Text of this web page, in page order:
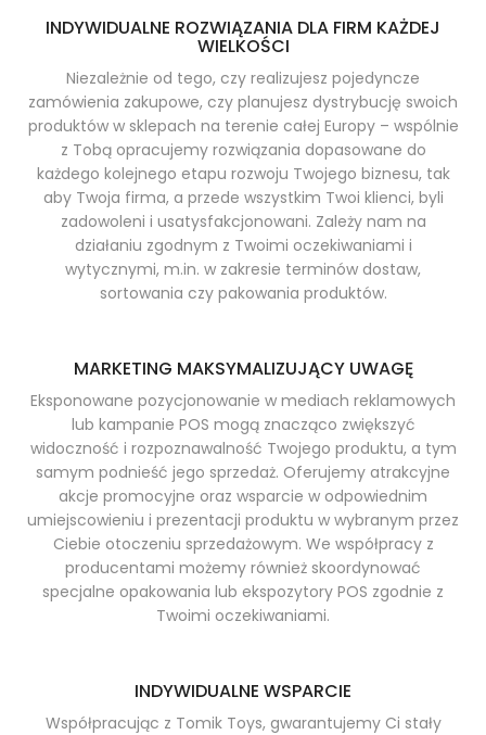
INDYWIDUALNE ROZWIĄZANIA DLA FIRM KAŻDEJ
WIELKOŚCI
Niezależnie od tego, czy realizujesz pojedyncze
zamówienia zakupowe, czy planujesz dystrybucję swoich
produktów w sklepach na terenie całej Europy – wspólnie
z Tobą opracujemy rozwiązania dopasowane do
każdego kolejnego etapu rozwoju Twojego biznesu, tak
aby Twoja firma, a przede wszystkim Twoi klienci, byli
zadowoleni i usatysfakcjonowani. Zależy nam na
działaniu zgodnym z Twoimi oczekiwaniami i
wytycznymi, m.in. w zakresie terminów dostaw,
sortowania czy pakowania produktów.
MARKETING MAKSYMALIZUJĄCY UWAGĘ
Eksponowane pozycjonowanie w mediach reklamowych
lub kampanie POS mogą znacząco zwiększyć
widoczność i rozpoznawalność Twojego produktu, a tym
samym podnieść jego sprzedaż. Oferujemy atrakcyjne
akcje promocyjne oraz wsparcie w odpowiednim
umiejscowieniu i prezentacji produktu w wybranym przez
Ciebie otoczeniu sprzedażowym. We współpracy z
producentami możemy również skoordynować
specjalne opakowania lub ekspozytory POS zgodnie z
Twoimi oczekiwaniami.
INDYWIDUALNE WSPARCIE
Współpracując z Tomik Toys, gwarantujemy Ci stały